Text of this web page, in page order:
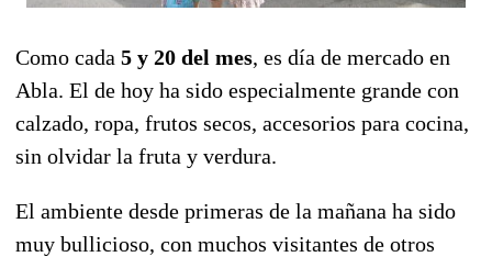
Como cada 5 y 20 del mes, es día de mercado en
Abla. El de hoy ha sido especialmente grande con
calzado, ropa, frutos secos, accesorios para cocina,
sin olvidar la fruta y verdura.
El ambiente desde primeras de la mañana ha sido
muy bullicioso, con muchos visitantes de otros